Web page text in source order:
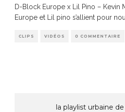
D-Block Europe x Lil Pino – Kevin
Europe et Lil pino s’allient pour
CLIPS VIDÉOS 0 COMMENTAIRE
la playlist urbaine